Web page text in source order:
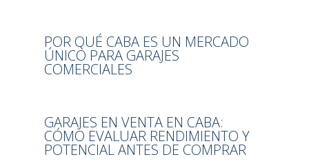
POR QUÉ CABA ES UN MERCADO
ÚNICO PARA GARAJES
COMERCIALES
GARAJES EN VENTA EN CABA:
CÓMO EVALUAR RENDIMIENTO Y
POTENCIAL ANTES DE COMPRAR